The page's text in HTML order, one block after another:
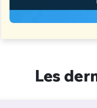
Les